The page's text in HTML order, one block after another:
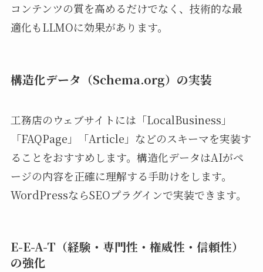
コンテンツの質を高めるだけでなく、技術的な最
適化もLLMOに効果があります。
構造化データ（Schema.org）の実装
工務店のウェブサイトには「LocalBusiness」
「FAQPage」「Article」などのスキーマを実装す
ることをおすすめします。構造化データはAIがペ
ージの内容を正確に理解する手助けをします。
WordPressならSEOプラグインで実装できます。
E-E-A-T（経験・専門性・権威性・信頼性）
の強化